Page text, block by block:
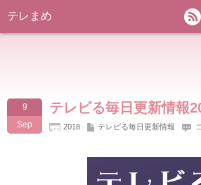
テレまめ
9
Sep
テレビる毎日更新情報
2018 テレビる毎日更新情報